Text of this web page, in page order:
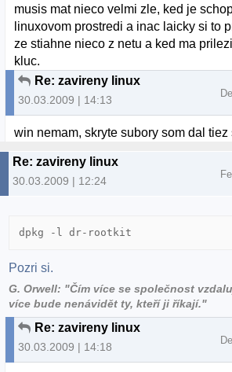
musis mat nieco velmi zle, ked je
linuxovom prostredi a inac laicky si to
ze stiahne nieco z netu a ked ma
kluc.
Re: zavireny linux
30.03.2009 | 14:13
win nemam, skryte subory som dal tiez
Re: zavireny linux
30.03.2009 | 12:24
dpkg -l dr-rootkit
Pozri si.
G. Orwell: "Čím více se společnost
více bude nenávidět ty, kteří ji říkají."
Re: zavireny linux
30.03.2009 | 14:18